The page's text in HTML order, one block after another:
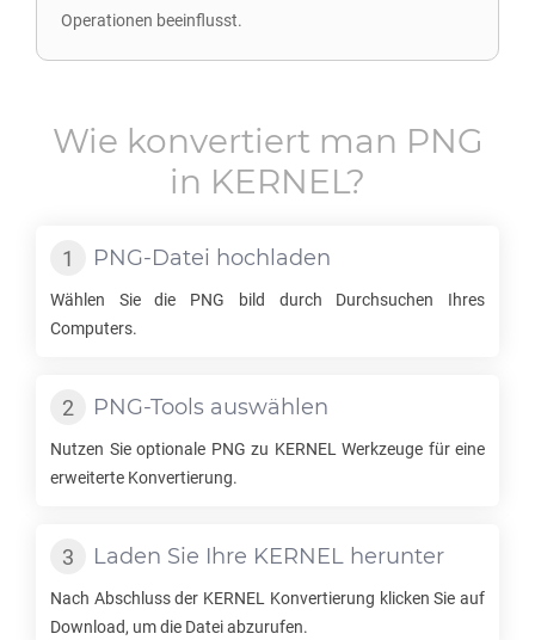
Operationen beeinflusst.
Wie konvertiert man PNG
in KERNEL?
PNG-Datei hochladen
Wählen Sie die PNG bild durch Durchsuchen Ihres
Computers.
PNG-Tools auswählen
Nutzen Sie optionale PNG zu KERNEL Werkzeuge für eine
erweiterte Konvertierung.
Laden Sie Ihre KERNEL herunter
Nach Abschluss der KERNEL
Konvertierung klicken Sie auf
Download, um die Datei abzurufen.